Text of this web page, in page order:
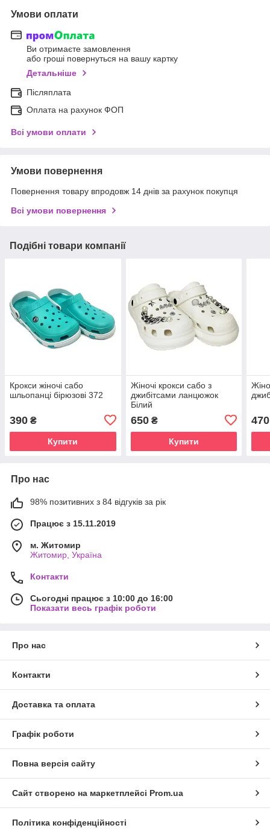
Умови оплати
Ви отримаєте замовлення
або гроші повернуться на вашу картку
Детальніше
Післяплата
Оплата на рахунок ФОП
Всі умови оплати
Умови повернення
Повернення товару впродовж 14 днів за рахунок покупця
Всі умови повернення
Подібні товари компанії
Крокси жіночі сабо
шльопанці бірюзові 372
390 ₴
Купити
Жіночі крокси сабо з
джибітсами ланцюжок
Білий
650₴
Купити
470
Про нас
98% позитивних з 84 відгуків за рік
Працює з 15.11.2019
м. Житомир
Житомир, Україна
Контакти
Сьогодні працює з 10:00 до 16:00
Показати весь графік роботи
Про нас
Контакти
Доставка та оплата
Графік роботи
Повна версія сайту
Сайт створено на маркетплейсі Prom.ua
Політика конфіденційності